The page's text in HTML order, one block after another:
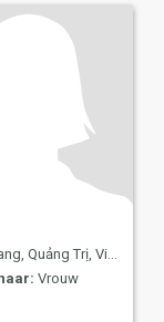
Quảng Trị, Vietnam
Vrouw